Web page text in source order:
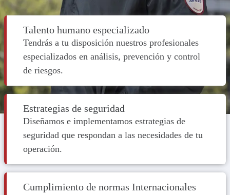
Talento humano especializado
Tendrás a tu disposición nuestros profesionales
especializados en análisis, prevención y control
de riesgos.
Estrategias de seguridad
Diseñamos e implementamos estrategias de
seguridad que respondan a las necesidades de tu
operación.
Cumplimiento de normas Internacionales